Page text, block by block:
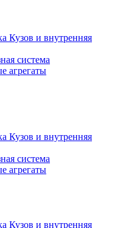
Кузов и внутренняя
система
агрегаты
Кузов и внутренняя
система
агрегаты
Кузов и внутренняя